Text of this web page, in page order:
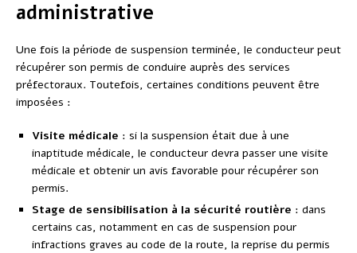
administrative
Une fois la période de suspension terminée, le conducteur peut
récupérer son permis de conduire auprès des services
préfectoraux. Toutefois, certaines conditions peuvent être
imposées :
Visite médicale : si la suspension était due à une
inaptitude médicale, le conducteur devra passer une visite
médicale et obtenir un avis favorable pour récupérer son
permis.
Stage de sensibilisation à la sécurité routière : dans
certains cas, notamment en cas de suspension pour
infractions graves au code de la route, la reprise du permis